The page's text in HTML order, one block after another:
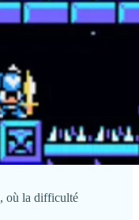
, où la difficulté